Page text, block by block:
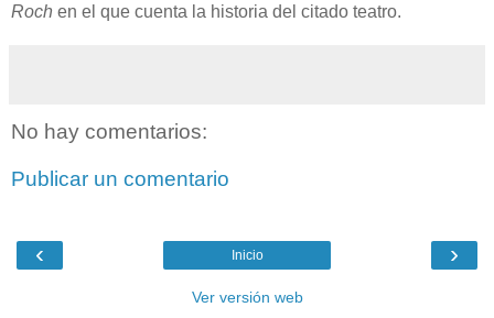
Roch en el que cuenta la historia del citado teatro.
No hay comentarios:
Publicar un comentario
‹ ›
Inicio
Ver versión web